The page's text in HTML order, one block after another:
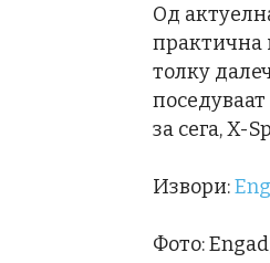
Од
практична
толку
за сега, X-
Извори:
Фото: